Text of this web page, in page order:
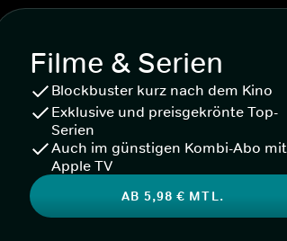
Filme & Serien
Blockbuster kurz nach dem Kino
Exklusive und preisgekrönte Top-
Serien
Auch im günstigen Kombi-Abo mit
Apple TV
AB 5,98 € MTL.